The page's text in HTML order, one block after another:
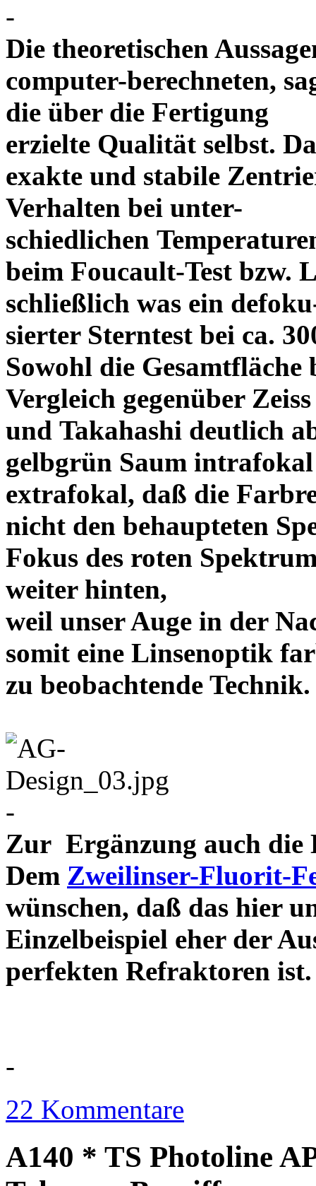
-
Die theoretischen
computer-berechneten,
die über die Fertigung
erzielte Qualität selbst.
exakte und stabile
Verhalten bei unter-
schiedlichen
beim Foucault-Test bzw.
schließlich was ein
sierter Sterntest bei ca.
Sowohl die
Vergleich gegenüber Zeiss
und Takahashi deutlich
gelbgrün Saum
extrafokal, daß die
nicht den behaupteten
Fokus des roten
weiter hinten,
weil unser Auge in der
somit eine Linsenoptik
zu beobachtende
-
Zur Ergänzung auch die
Dem Zweilinser-Fluorit-
wünschen, daß das hier
Einzelbeispiel eher der
perfekten
-
22 Kommentare
A140 * TS Photoline